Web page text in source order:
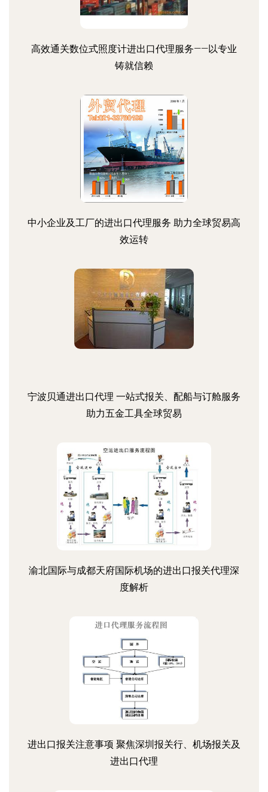
高效通关数位式照度计进出口代理服务——以专业
铸就信赖
中小企业及工厂的进出口代理服务 助力全球贸易高
效运转
宁波贝通进出口代理 一站式报关、配船与订舱服务
助力五金工具全球贸易
渝北国际与成都天府国际机场的进出口报关代理深
度解析
进出口报关注意事项 聚焦深圳报关行、机场报关及
进出口代理